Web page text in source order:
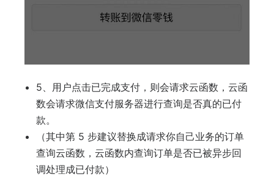
5、用户点击已完成支付，则会请求云函数，云函
数会请求微信支付服务器进行查询是否真的已付
款。
（其中第 5 步建议替换成请求你自己业务的订单
查询云函数，云函数内查询订单是否已被异步回
调处理成已付款）